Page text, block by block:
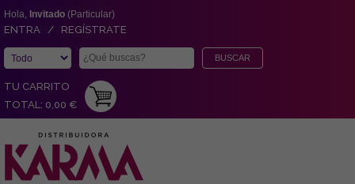
Hola, Invitado (Particular)
ENTRA / REGÍSTRATE
TU CARRITO
TOTAL: 0,00 €